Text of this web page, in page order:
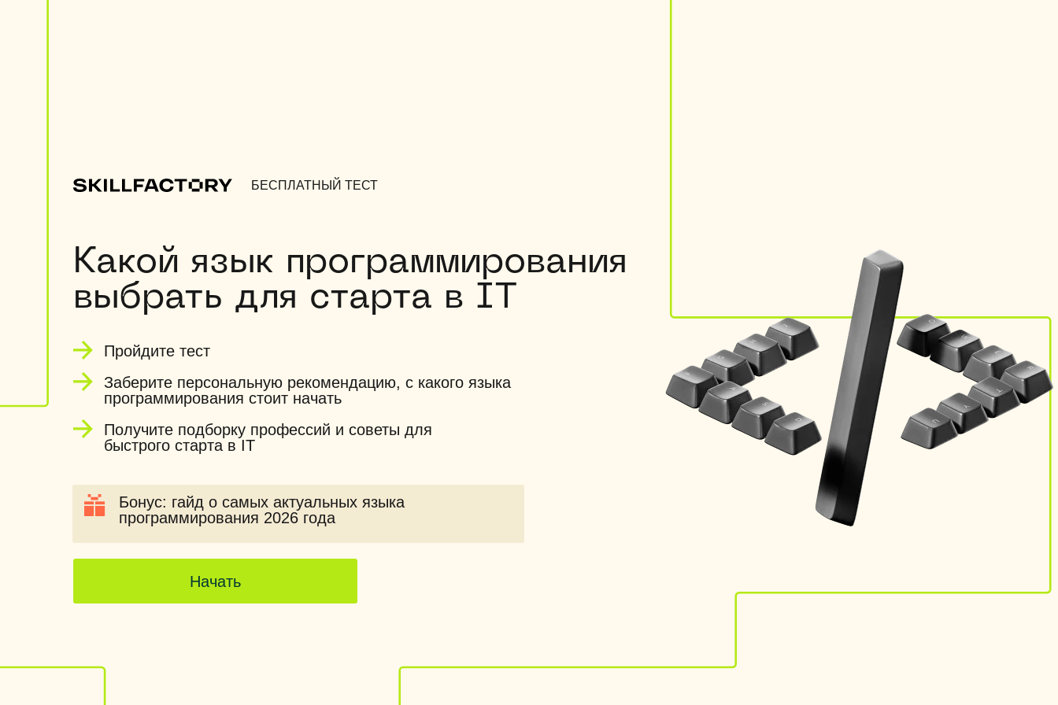
Какой язык программирования
выбрать для старта в IT
Пройдите тест
БЕСПЛАТНЫЙ ТЕСТ
Заберите персональную рекомендацию, с какого языка
программирования стоит начать
Получите подборку профессий и советы для
быстрого старта в IT
Бонус: гайд о самых актуальных языка
программирования 2026 года
Начать